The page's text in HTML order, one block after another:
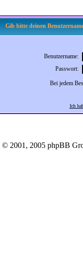
Gib bitte deinen
Benutzername:
Passwort:
Bei jedem
Ich
© 2001, 2005 phpBB